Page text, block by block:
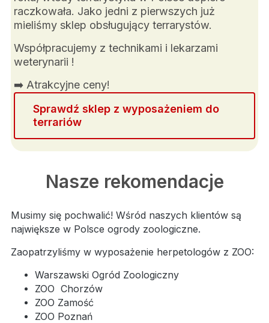
raczkowała. Jako jedni z pierwszych już
mieliśmy sklep obsługujący terrarystów.
Współpracujemy z technikami i lekarzami
weterynarii !
➡️ Atrakcyjne ceny!
Sprawdź sklep z wyposażeniem do
terrariów
Nasze rekomendacje
Musimy się pochwalić! Wśród naszych klientów są
największe w Polsce ogrody zoologiczne.
Zaopatrzyliśmy w wyposażenie herpetologów z ZOO:
Warszawski Ogród Zoologiczny
ZOO Chorzów
ZOO Zamość
ZOO Poznań